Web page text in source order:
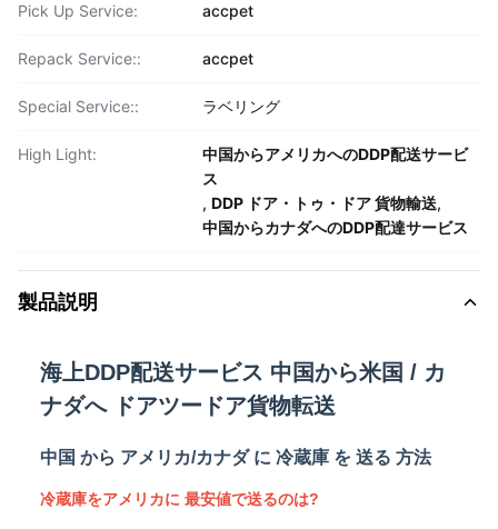
Pick Up Service: accpet
Repack Service:: accpet
Special Service:: ラベリング
High Light:
中国からアメリカへのDDP配送サービ
ス
, DDP ドア・トゥ・ドア 貨物輸送,
中国からカナダへのDDP配達サービス
製品説明
海上DDP配送サービス 中国から米国 / カ
ナダへ ドアツードア貨物転送
中国 から アメリカ/カナダ に 冷蔵庫 を 送る 方法
冷蔵庫をアメリカに 最安値で送るのは?